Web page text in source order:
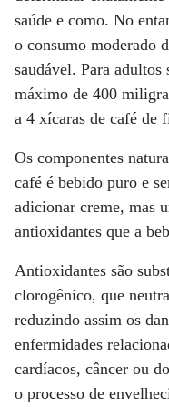
saúde e como. No
o consumo moderado
saudável. Para
máximo de 400
a 4 xícaras de café de
Os componentes
café é bebido puro e
adicionar creme, mas
antioxidantes que a
Antioxidantes são
clorogênico, que
reduzindo assim os
enfermidades
cardíacos, câncer ou
o processo de